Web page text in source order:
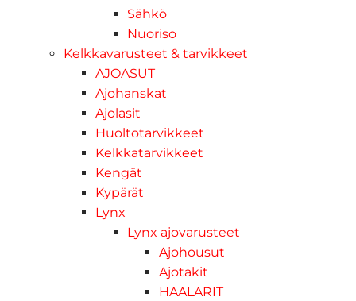
Sähkö
Nuoriso
Kelkkavarusteet & tarvikkeet
AJOASUT
Ajohanskat
Ajolasit
Huoltotarvikkeet
Kelkkatarvikkeet
Kengät
Kypärät
Lynx
Lynx ajovarusteet
Ajohousut
Ajotakit
HAALARIT